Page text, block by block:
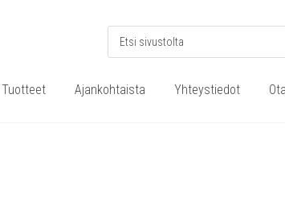
Tuotteet Ajankohtaista Yhteystiedot